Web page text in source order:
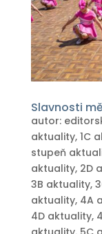
Slavnosti
autor:
aktuality, 1C
stupeň
aktuality, 2D
3B aktuality,
aktuality, 4A
4D aktuality,